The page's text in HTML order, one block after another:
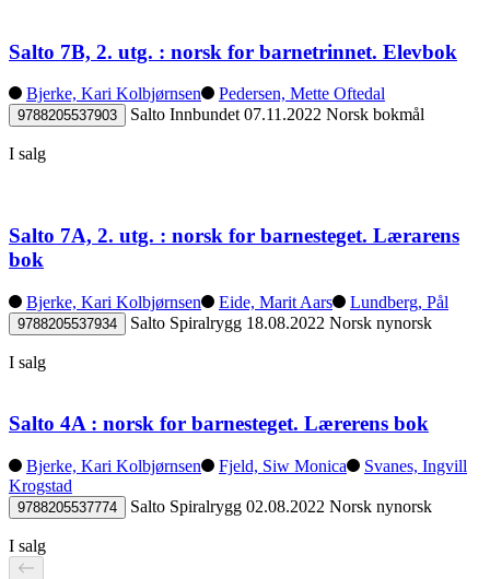
Salto 7B, 2. utg. : norsk for barnetrinnet. Elevbok
Bjerke, Kari Kolbjørnsen Pedersen, Mette Oftedal
9788205537903 Salto Innbundet 07.11.2022 Norsk bokmål
I salg
Salto 7A, 2. utg. : norsk for barnesteget. Lærarens
bok
Bjerke, Kari Kolbjørnsen Eide, Marit Aars Lundberg, Pål
9788205537934 Salto Spiralrygg 18.08.2022 Norsk nynorsk
I salg
Salto 4A : norsk for barnesteget. Lærerens bok
Bjerke, Kari Kolbjørnsen Fjeld, Siw Monica
Svanes, Ingvill
Krogstad
9788205537774 Salto Spiralrygg 02.08.2022 Norsk nynorsk
I salg